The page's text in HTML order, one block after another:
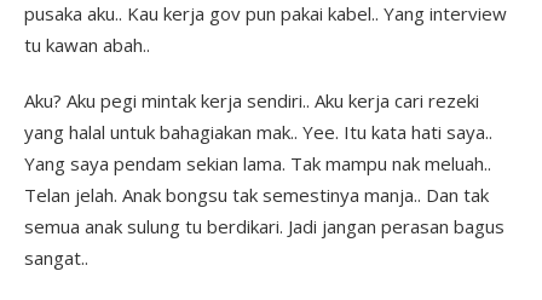
pusaka aku.. Kau kerja gov pun pakai kabel.. Yang interview
tu kawan abah..
Aku? Aku pegi mintak kerja sendiri.. Aku kerja cari rezeki
yang halal untuk bahagiakan mak.. Yee. Itu kata hati saya..
Yang saya pendam sekian lama. Tak mampu nak meluah..
Telan jelah. Anak bongsu tak semestinya manja.. Dan tak
semua anak sulung tu berdikari. Jadi jangan perasan bagus
sangat..